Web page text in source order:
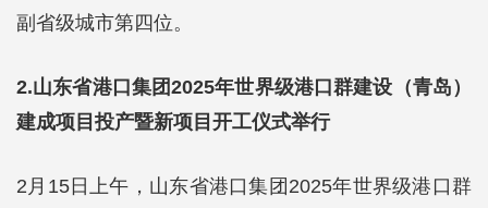
副省级城市第四位。
2.山东省港口集团2025年世界级港口群建设（青岛）
建成项目投产暨新项目开工仪式举行
2月15日上午，山东省港口集团2025年世界级港口群